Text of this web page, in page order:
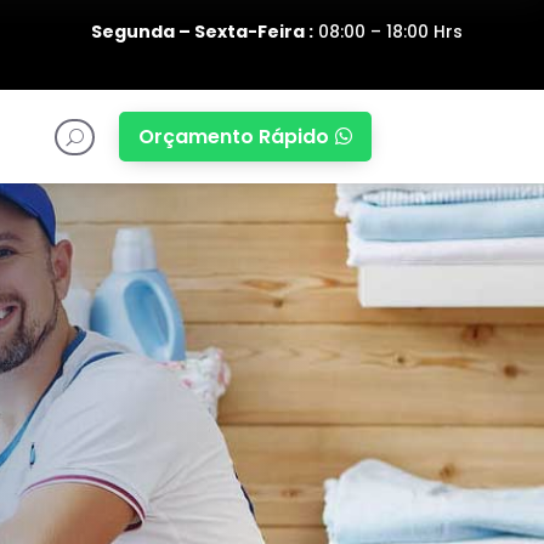
Segunda – Sexta-Feira :08:00 – 18:00 Hrs
U Orçamento Rápido 